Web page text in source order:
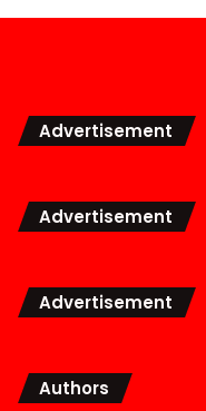
Advertisement
Advertisement
Advertisement
Authors